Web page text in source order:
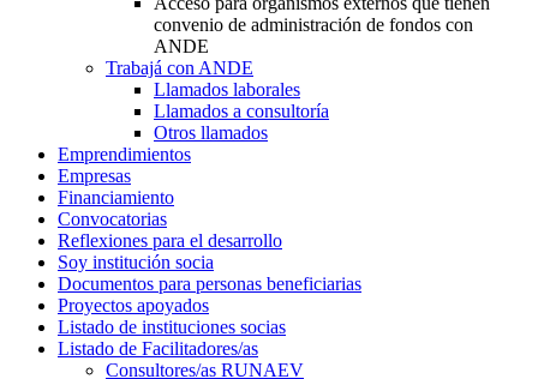
convenio de administración de fondos con
ANDE
Trabajá con ANDE
Llamados laborales
Llamados a consultoría
Otros llamados
Emprendimientos
Empresas
Financiamiento
Convocatorias
Reflexiones para el desarrollo
Soy institución socia
Documentos para personas beneficiarias
Proyectos apoyados
Listado de instituciones socias
Listado de Facilitadores/as
Consultores/as RUNAEV